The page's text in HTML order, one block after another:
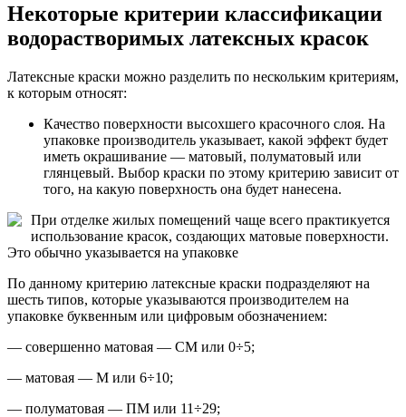
Некоторые критерии классификации
водорастворимых латексных красок
Латексные краски можно разделить по нескольким критериям,
к которым относят:
Качество поверхности высохшего красочного слоя. На
упаковке производитель указывает, какой эффект будет
иметь окрашивание — матовый, полуматовый или
глянцевый. Выбор краски по этому критерию зависит от
того, на какую поверхность она будет нанесена.
При отделке жилых помещений чаще всего практикуется
использование красок, создающих матовые поверхности.
Это обычно указывается на упаковке
По данному критерию латексные краски подразделяют на
шесть типов, которые указываются производителем на
упаковке буквенным или цифровым обозначением:
— совершенно матовая — СМ или 0÷5;
— матовая — М или 6÷10;
— полуматовая — ПМ или 11÷29;